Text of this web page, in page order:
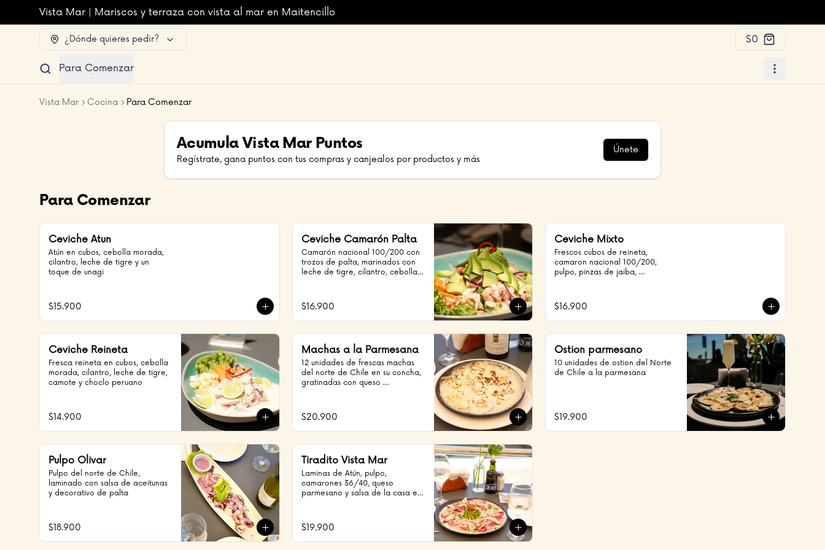
Vista Mar | Mariscos y terraza con vista al mar en Maitencillo
¿Dónde quieres pedir? $0
Para Comenzar
Vista Mar Cocina Para Comenzar
AcumulaVista Mar Puntos
Regístrate, gana puntos con tus compras y canjealos por productos y más
Únete
Para Comenzar
Ceviche Atun
Atún en cubos, cebolla morada,
cilantro, leche de tigre y un
toque de unagi
$15.900
Ceviche Camarón Palta
Camarón nacional 100/200 con
trozos de palta, marinados con
leche de tigre, cilantro, cebolla
$16.900
Ceviche Mixto
Frescos cubos de reineta,
camaron nacional 100/200,
pulpo, pinzas de jaiba,
$16.900
Ceviche Reineta
Fresca reineta en cubos, cebolla
morada, cilantro, leche de tigre,
camote y choclo peruano
$14.900
Machas a la Parmesana
12 unidades de frescas machas
del norte de Chile en su concha,
gratinadas con queso
$20.900
Ostion parmesano
10 unidades de ostion del Norte
de Chile a la parmesana
$19.900
Pulpo Olivar
Pulpo del norte de Chile,
laminado con salsa de aceitunas
y decorativo de palta
$18.900
Tiradito Vista Mar
Laminas de Atún, pulpo,
camarones 36/40, queso
parmesano y salsa de la casa en
$19.900